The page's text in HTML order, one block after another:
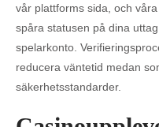
vår plattforms sida, och
spåra statusen på dina
spelarkonto.
reducera väntetid medan
säkerhetsstandarder.